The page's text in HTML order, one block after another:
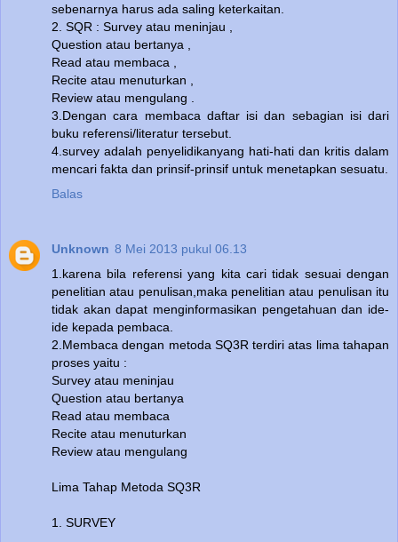
sebenarnya harus ada saling keterkaitan.
2. SQR : Survey atau meninjau ,
Question atau bertanya ,
Read atau membaca ,
Recite atau menuturkan ,
Review atau mengulang .
3.Dengan cara membaca daftar isi dan sebagian isi dari
buku referensi/literatur tersebut.
4.survey adalah penyelidikanyang hati-hati dan kritis dalam
mencari fakta dan prinsif-prinsif untuk menetapkan sesuatu.
Balas
Unknown 8 Mei 2013 pukul 06.13
1.karena bila referensi yang kita cari tidak sesuai dengan
penelitian atau penulisan,maka penelitian atau penulisan itu
tidak akan dapat menginformasikan pengetahuan dan ide-
ide kepada pembaca.
2.Membaca dengan metoda SQ3R terdiri atas lima tahapan
proses yaitu :
Survey atau meninjau
Question atau bertanya
Read atau membaca
Recite atau menuturkan
Review atau mengulang
Lima Tahap Metoda SQ3R
1. SURVEY